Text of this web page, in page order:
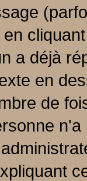
a déjà
en
de